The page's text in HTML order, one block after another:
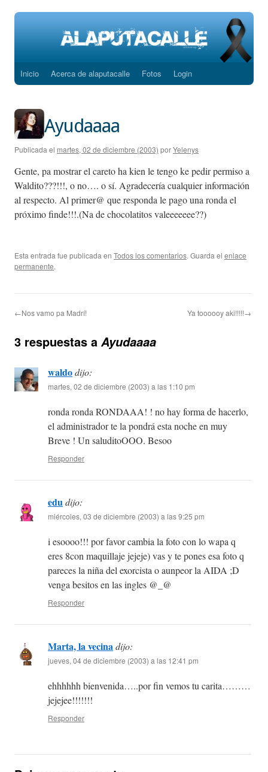
Saltar
contenido
Inicio Acerca de alaputacalle Fotos Login
Ayudaaaa
Publicada el martes, 02 de diciembre (2003) porYelenys
Gente, pa mostrar el careto ha kien le tengo ke pedir permiso a
Waldito???!!!, o no…. o sí. Agradecería cualquier información
al respecto. Al primer@ que responda le pago una ronda el
próximo finde!!!.(Na de chocolatitos valeeeeeee??)
Esta entrada fue publicada en Todos los comentarios. Guarda el enlace
permanente.
←Nos vamo pa Madrí! Ya toooooy aki!!!!!→
3 respuestas a Ayudaaaa
waldodijo:
martes, 02 de diciembre (2003) a las 1:10 pm
ronda ronda RONDAAA! ! no hay forma de hacerlo,
el administrador te la pondrá esta noche en muy
Breve ! Un saluditoOOO. Besoo
Responder
edudijo:
miércoles, 03 de diciembre (2003) a las 9:25 pm
i esoooo!!! por favor cambia la foto con lo wapa q
eres 8con maquillaje jejeje) vas y te pones esa foto q
pareces la niña del exorcista o aunpeor la AIDA ;D
venga besitos en las ingles @_@
Responder
Marta, la vecinadijo:
jueves, 04 de diciembre (2003) a las 12:41 pm
ehhhhhh bienvenida…..por fin vemos tu carita………
jejejee!!!!!!!
Responder